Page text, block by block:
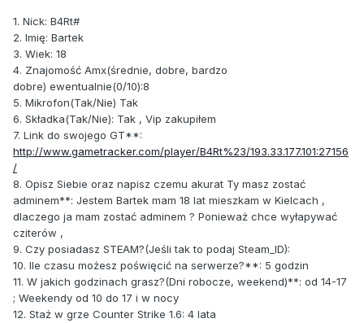
1. Nick: B4Rt#
2. Imię: Bartek
3. Wiek: 18
4. Znajomość Amx(średnie, dobre, bardzo
dobre) ewentualnie(0/10):8
5. Mikrofon(Tak/Nie) Tak
6. Składka(Tak/Nie): Tak , Vip zakupiłem
7. Link do swojego GT**:
http://www.gametracker.com/player/B4Rt%23/193.33.177.101:27156
/
8. Opisz Siebie oraz napisz czemu akurat Ty masz zostać
adminem**: Jestem Bartek mam 18 lat mieszkam w Kielcach ,
dlaczego ja mam zostać adminem ? Ponieważ chce wyłapywać
cziterów ,
9. Czy posiadasz STEAM?(Jeśli tak to podaj Steam_ID):
10. Ile czasu możesz poświęcić na serwerze?**: 5 godzin
11. W jakich godzinach grasz?(Dni robocze, weekend)**: od 14-17
; Weekendy od 10 do 17 i w nocy
12. Staż w grze Counter Strike 1.6: 4 lata